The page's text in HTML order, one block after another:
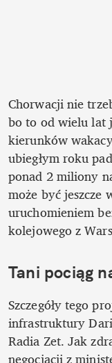
Chorwacji nie
bo to od wielu lat
kierunków
ubiegłym roku
ponad 2 miliony
może być jeszcze
uruchomieniem
kolejowego z
Tani pociąg
Szczegóły tego
infrastruktury
Radia Zet. Jak